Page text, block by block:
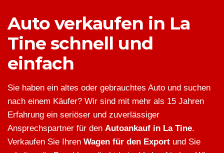
Auto verkaufen in La
Tine schnell und
einfach
Sie haben ein altes oder gebrauchtes Auto und suchen
nach einem Käufer? Wir sind mit mehr als 15 Jahren
Erfahrung ein seriöser und zuverlässiger
Ansprechspartner für den Autoankauf in La Tine.
Verkaufen Sie Ihren Wagen für den Export und Sie